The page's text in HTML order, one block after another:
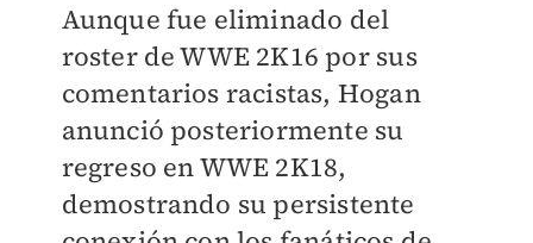
Aunque fue eliminado del
roster de WWE 2K16 por sus
comentarios racistas, Hogan
anunció posteriormente su
regreso en WWE 2K18,
demostrando su persistente